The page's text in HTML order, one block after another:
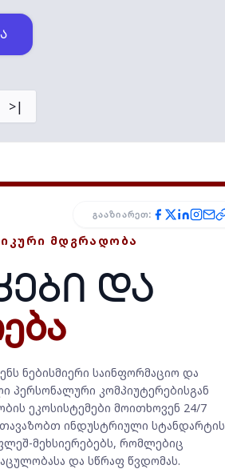
>|
ᲒᲐᲐᲖᲘᲐᲠᲔᲗ:
ᲛᲓᲒᲠᲐᲓᲝᲑᲐ
და
ნებისმიერი საინფორმაციო და
პერსონალური კომპიუტერებისგან
ეკოსისტემები მოითხოვენ 24/7
ინდუსტრიული სტანდარტის
მეხსიერებებს, რომლებიც
და სწრაფ წვდომას.